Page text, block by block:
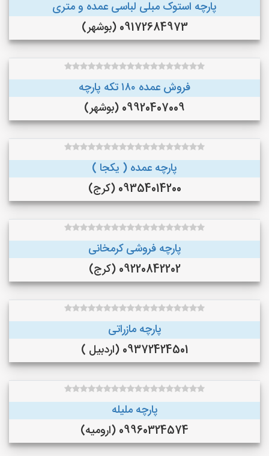
پارچه استوک مبلی لباسی عمده و متری
09172684973 (بوشهر)
فروش عمده ۱۸۰ تکه پارچه
09920407009 (بوشهر)
پارچه عمده ( یکجا )
09354014200 (کرج)
پارچه فروشی کرمخانی
09220842202 (کرج)
پارچه مازراتی
09372424501 (اردبیل )
پارچه ملیله
09960324574 (ارومیه)